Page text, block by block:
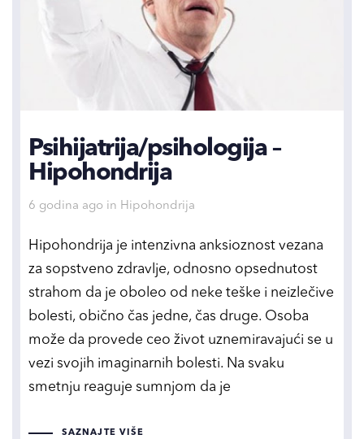
Psihijatrija/psihologija –
Hipohondrija
6 godina ago in
Tags Hipohondrija
Hipohondrija je intenzivna anksioznost vezana
za sopstveno zdravlje, odnosno opsednutost
strahom da je oboleo od neke teške i neizlečive
bolesti, obično čas jedne, čas druge. Osoba
može da provede ceo život uznemiravajući se u
vezi svojih imaginarnih bolesti. Na svaku
smetnju reaguje sumnjom da je
SAZNAJTE VIŠE